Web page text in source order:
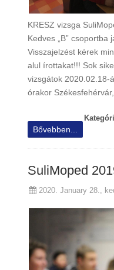
KRESZ vizsga
Kedves „B” csoportba
Visszajelzést kérek
alul írottakat!!! Sok
vizsgátok 2020.02.18-
órakor
Bővebben...
SuliMoped
2020. January 28.,